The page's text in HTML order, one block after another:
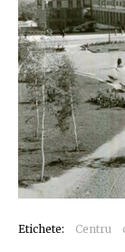
Etichete: Centru